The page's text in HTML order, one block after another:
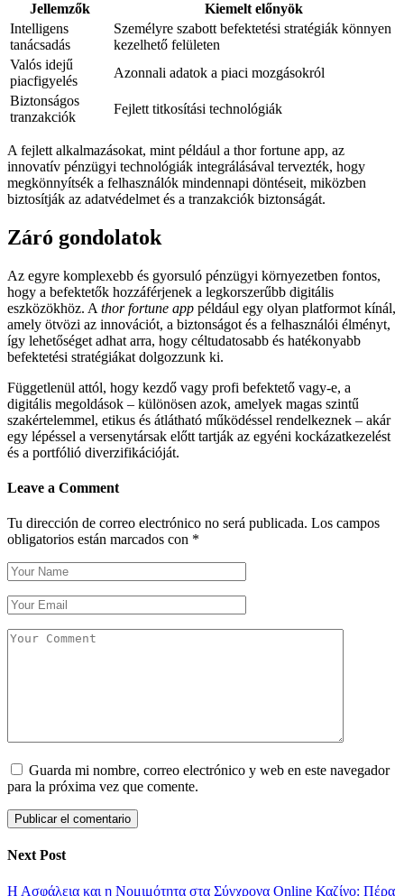
Jellemzők
Kiemelt előnyök
Intelligens
tanácsadás
Személyre szabott befektetési stratégiák könnyen
kezelhető felületen
Valós idejű
piacfigyelés
Azonnali adatok a piaci mozgásokról
Biztonságos
tranzakciók
Fejlett titkosítási technológiák
A fejlett alkalmazásokat, mint például a thor fortune app, az
innovatív pénzügyi technológiák integrálásával tervezték, hogy
megkönnyítsék a felhasználók mindennapi döntéseit, miközben
biztosítják az adatvédelmet és a tranzakciók biztonságát.
Záró gondolatok
Az egyre komplexebb és gyorsuló pénzügyi környezetben fontos,
hogy a befektetők hozzáférjenek a legkorszerűbb digitális
eszközökhöz. A thor fortune app például egy olyan platformot kínál,
amely ötvözi az innovációt, a biztonságot és a felhasználói élményt,
így lehetőséget adhat arra, hogy céltudatosabb és hatékonyabb
befektetési stratégiákat dolgozzunk ki.
Függetlenül attól, hogy kezdő vagy profi befektető vagy-e, a
digitális megoldások – különösen azok, amelyek magas szintű
szakértelemmel, etikus és átlátható működéssel rendelkeznek – akár
egy lépéssel a versenytársak előtt tartják az egyéni kockázatkezelést
és a portfólió diverzifikációját.
Leave a Comment
Tu dirección de correo electrónico no será publicada. Los campos
obligatorios están marcados con *
Guarda mi nombre, correo electrónico y web en este navegador
para la próxima vez que comente.
Next Post
Η Ασφάλεια και η Νομιμότητα στα Σύγχρονα Online Καζίνο: Πέρα